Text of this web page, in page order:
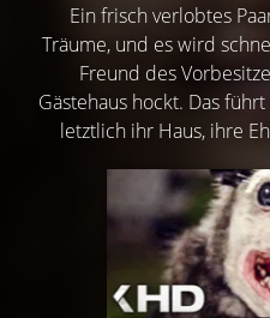
Ein frisch verlobtes
Träume, und es wird
Freund des
Gästehaus hockt. Das
letztlich ihr Haus, ihre